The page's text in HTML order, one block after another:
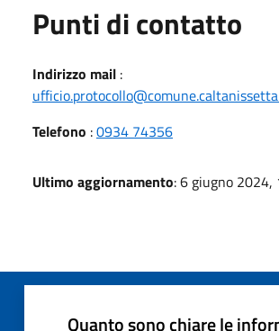
Punti di contatto
Indirizzo mail :
Telefono :0934 74356
Ultimo aggiornamento: 6 giugno 2024,
Quanto sono chiare le